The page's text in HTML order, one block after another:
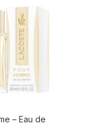
– Eau de